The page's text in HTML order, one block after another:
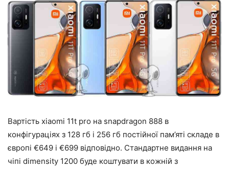
Вартість xiaomi 11t pro на snapdragon 888 в
конфігураціях з 128 гб і 256 гб постійної пам’яті складе в
європі €649 і €699 відповідно. Стандартне видання на
чіпі dimensity 1200 буде коштувати в кожній з